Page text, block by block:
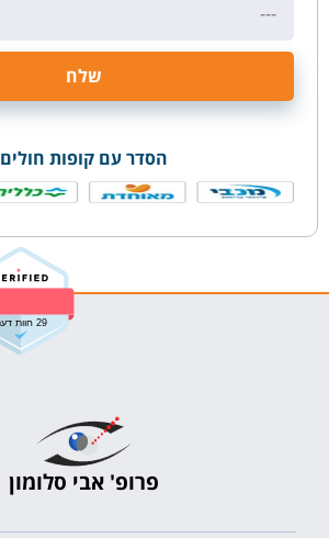
---
הסדר עם קופות חולים
29 חוות דעת
פרופ' אבי סלומון